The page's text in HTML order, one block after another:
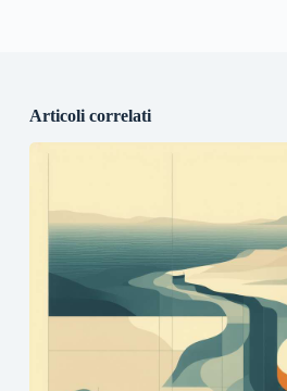
Articoli correlati